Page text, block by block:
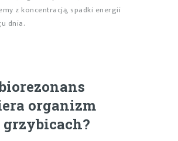
z koncentracją, spadki energii
dnia.
organizm